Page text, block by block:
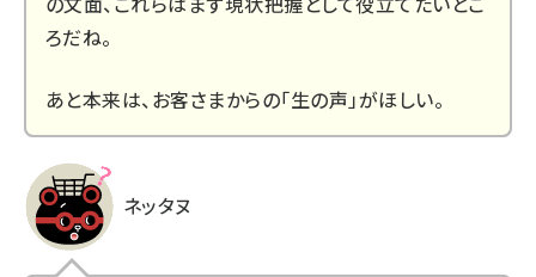
ろだね。
あと本来は、お客さまからの「生の声」がほしい。
ネッタヌ